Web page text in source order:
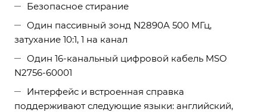
Безопасное стирание
Один пассивный зонд N2890A 500 МГц,
затухание 10:1, 1 на канал
Один 16-канальный цифровой кабель MSO
N2756-60001
Интерфейс и встроенная справка
поддерживают следующие языки: английский,